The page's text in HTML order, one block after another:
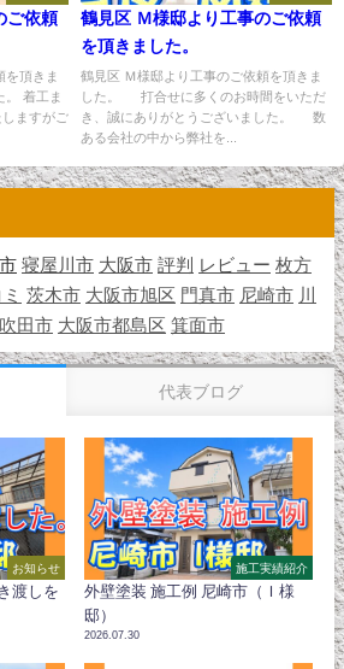
ご依頼
を頂きま
。 着工ま
ますがご
鶴見区 Ｍ様邸より工事のご依頼
を頂きました。
鶴見区 Ｍ様邸より工事のご依頼を頂きま
した。 打合せに多くのお時間をいただ
き、誠にありがとうございました。 数
ある会社の中から弊社を...
寝屋川市 大阪市 評判 レビュー 枚方
茨木市 大阪市旭区 門真市 尼崎市 川
吹田市 大阪市都島区 箕面市
代表ブログ
お知らせ
渡しを
施工実績紹介
外壁塗装 施工例 尼崎市（Ｉ様
邸）
2026.07.30